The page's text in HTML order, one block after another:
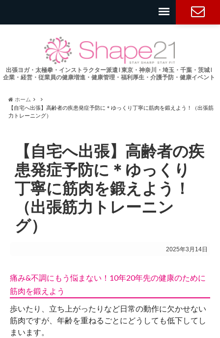
出張ヨガ・太極拳・インストラクター派遣 l 東京・神奈川・埼玉・千葉・茨城 l
企業・経営・従業員の健康増進・健康管理・福利厚生・介護予防・健康イベント
ホーム
【自宅へ出張】高齢者の疾患発症予防に＊ゆっくり丁寧に筋肉を鍛えよう！（出張筋
力トレーニング）
【自宅へ出張】高齢者の疾
患発症予防に＊ゆっくり
丁寧に筋肉を鍛えよう！
（出張筋力トレーニン
グ）
2025年3月14日
痛み&不調にもう悩まない！10年20年先の健康のために
筋肉を鍛えよう
歩いたり、立ち上がったりなど日常の動作に欠かせない
筋肉ですが、年齢を重ねるごとにどうしても低下してし
まいます。